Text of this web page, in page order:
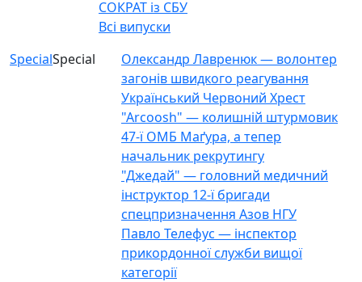
СОКРАТ із СБУ
Всі випуски
SpecialSpecial
Олександр Лавренюк — волонтер
загонів швидкого реагування
Український Червоний Хрест
"Arcoosh" — колишній штурмовик
47-ї ОМБ Маґура, а тепер
начальник рекрутингу
"Джедай" — головний медичний
інструктор 12-ї бригади
спецпризначення Азов НГУ
Павло Телефус — інспектор
прикордонної служби вищої
категорії